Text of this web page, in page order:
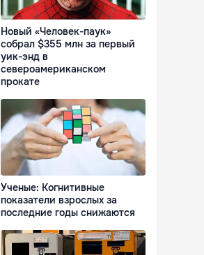
Новый «Человек-паук»
собрал $355 млн за первый
уик-энд в
североамериканском
прокате
Ученые: Когнитивные
показатели взрослых за
последние годы снижаются